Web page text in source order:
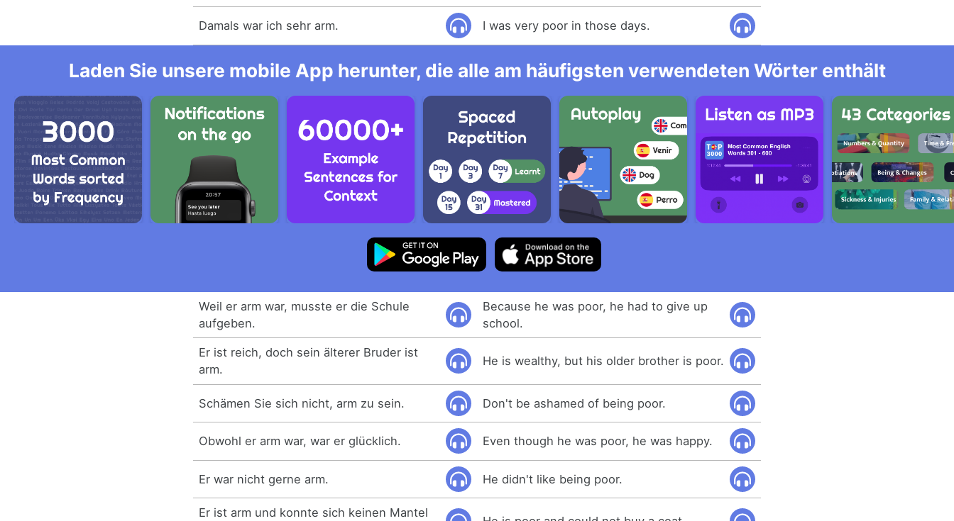
Damals war ich sehr arm. I was very poor in those days.
Laden Sie unsere mobile App herunter, die alle am häufigsten verwendeten Wörter enthält
Weil er arm war, musste er die Schule
aufgeben.
Because he was poor, he had to give up
school.
Er ist reich, doch sein älterer Bruder ist
arm.
He is wealthy, but his older brother is poor.
Schämen Sie sich nicht, arm zu sein. Don't be ashamed of being poor.
Obwohl er arm war, war er glücklich. Even though he was poor, he was happy.
Er war nicht gerne arm. He didn't like being poor.
Er ist arm und konnte sich keinen Mantel